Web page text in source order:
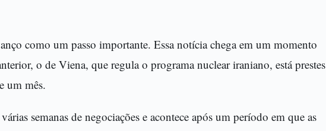
como um passo importante. Essa notícia chega em um momento
o de Viena, que regula o programa nuclear iraniano, está prestes
um mês.
semanas de negociações e acontece após um período em que as